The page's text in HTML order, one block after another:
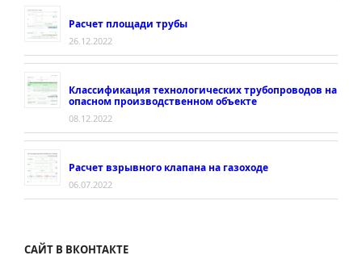
Расчет площади трубы
26.12.2022
Классификация технологических трубопроводов на
опасном производственном объекте
08.12.2022
Расчет взрывного клапана на газоходе
06.07.2022
САЙТ В ВКОНТАКТЕ